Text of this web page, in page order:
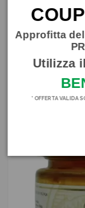
Ventresca di Tonno
CAMPISI
SBCAM008
Approfitta
Utilizza
* OFFERTA VALIDA